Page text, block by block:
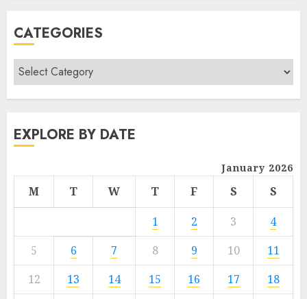
CATEGORIES
EXPLORE BY DATE
January 2026
M T W T F S
S
1
2 3
4
5
6 7 8 9 10
11
12
13 14 15 16 17
18